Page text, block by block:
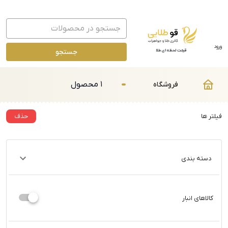
ورود
قیمت لحظه ای طلا جستجو
فروشگاه 1 محصول
فیلتر ها حذف
دسته بندی
کالاهای انبار